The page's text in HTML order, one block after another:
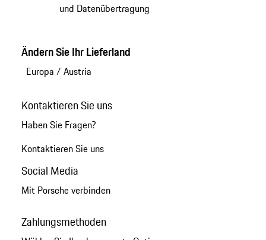
und Datenübertragung
Ändern Sie Ihr Lieferland
Europa / Austria
Kontaktieren Sie uns
Haben Sie Fragen?
Kontaktieren Sie uns
Social Media
Mit Porsche verbinden
Zahlungsmethoden